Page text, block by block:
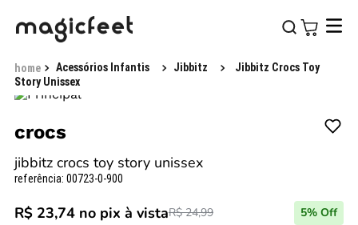
Acessórios Infantis Jibbitz
Jibbitz Crocs Toy
Story Unissex
crocs
jibbitz crocs toy story unissex
referência: 00723-0-900
R$ 23,74 no pix à vistaR$ 24,99 5% Off